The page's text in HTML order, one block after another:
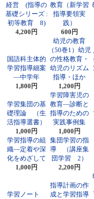
経営 (指導の
基礎シリーズ :
初等教育 8)
4,200円
教育（新学習
指導要領実
践）
600円
国語科主体的
学習指導細案
―中学年
1,800円
幼児の教育
（50巻1）幼児
の性格教育・
幼児のリズム
指導・ほか
1,200円
学習集団の基
礎理論 （生
活指導選書）
1,000円
学習障害児の
教育―診断と
指導のための
実践事例集
1,000円
学習指導の組
織―定着や深
化をめざして
1,000円
集団学習の指
導 （講座集
団学習 2）
2,200円
学習ノート
指導計画の作
成と学習指導